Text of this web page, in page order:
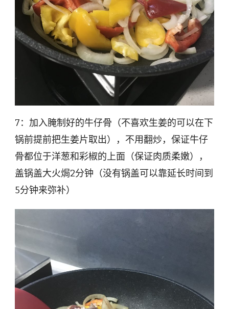
7：加入腌制好的牛仔骨（不喜欢生姜的可以在下
锅前提前把生姜片取出），不用翻炒，保证牛仔
骨都位于洋葱和彩椒的上面（保证肉质柔嫩），
盖锅盖大火焗2分钟（没有锅盖可以靠延长时间到
5分钟来弥补）